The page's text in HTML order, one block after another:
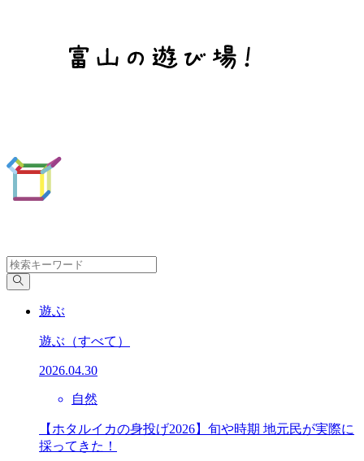
遊ぶ
遊ぶ （すべて）
2026.04.30
自然
【ホタルイカの身投げ2026】旬や時期 地元民が実際に
採ってきた！